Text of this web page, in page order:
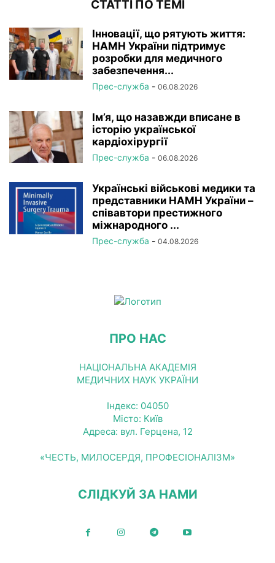
СТАТТІ ПО ТЕМІ
Інновації, що рятують життя:
НАМН України підтримує
розробки для медичного
забезпечення...
Прес-служба - 06.08.2026
Ім’я, що назавжди вписане в
історію української
кардіохірургії
Прес-служба - 06.08.2026
Українські військові медики та
представники НАМН України –
співавтори престижного
міжнародного ...
Прес-служба - 04.08.2026
ПРО НАС
НАЦІОНАЛЬНА АКАДЕМІЯ
МЕДИЧНИХ НАУК УКРАЇНИ
Індекс: 04050
Місто: Київ
Адреса: вул. Герцена, 12
«ЧЕСТЬ, МИЛОСЕРДЯ, ПРОФЕСІОНАЛІЗМ»
СЛІДКУЙ ЗА НАМИ